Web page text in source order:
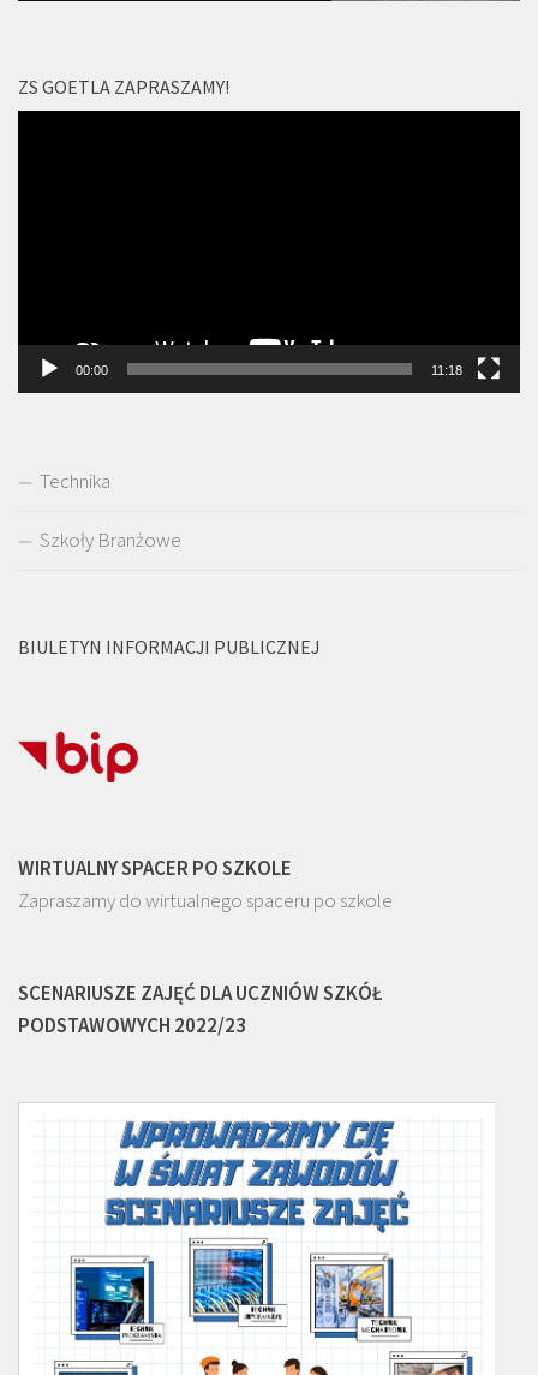
ZS GOETLA ZAPRASZAMY!
00:00 11:18
Technika
Szkoły Branżowe
BIULETYN INFORMACJI PUBLICZNEJ
WIRTUALNY SPACER PO SZKOLE
Zapraszamy do wirtualnego spaceru po szkole
SCENARIUSZE ZAJĘĆ DLA UCZNIÓW SZKÓŁ
PODSTAWOWYCH 2022/23